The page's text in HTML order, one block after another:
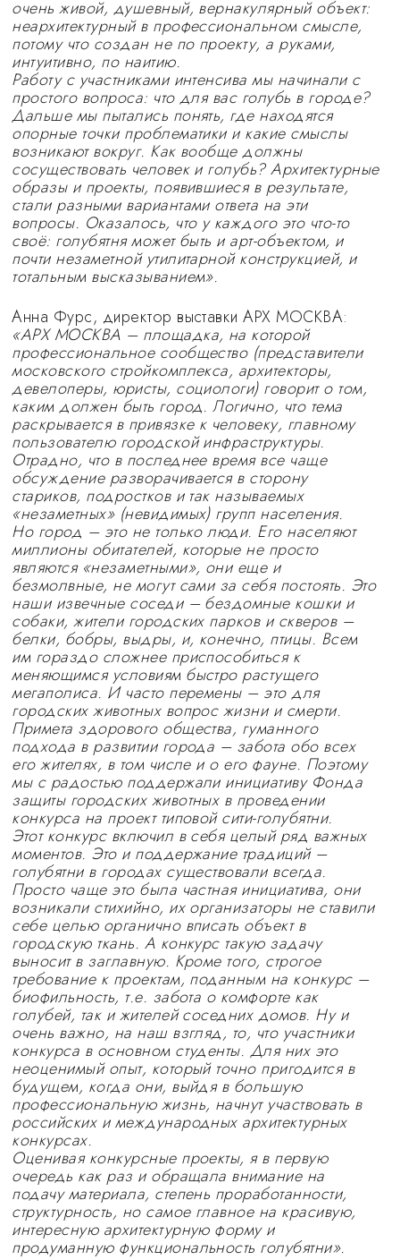
очень живой, душевный, вернакулярный объект:
неархитектурный в профессиональном смысле,
потому что создан не по проекту, а руками,
интуитивно, по наитию.
Работу с участниками интенсива мы начинали с
простого вопроса: что для вас голубь в городе?
Дальше мы пытались понять, где находятся
опорные точки проблематики и какие смыслы
возникают вокруг. Как вообще должны
сосуществовать человек и голубь? Архитектурные
образы и проекты, появившиеся в результате,
стали разными вариантами ответа на эти
вопросы. Оказалось, что у каждого это что-то
своё: голубятня может быть и арт-объектом, и
почти незаметной утилитарной конструкцией, и
тотальным высказыванием».
Анна Фурс, директор выставки АРХ МОСКВА:
«АРХ МОСКВА – площадка, на которой
профессиональное сообщество (представители
московского стройкомплекса, архитекторы,
девелоперы, юристы, социологи) говорит о том,
каким должен быть город. Логично, что тема
раскрывается в привязке к человеку, главному
пользователю городской инфраструктуры.
Отрадно, что в последнее время все чаще
обсуждение разворачивается в сторону
стариков, подростков и так называемых
«незаметных» (невидимых) групп населения.
Но город – это не только люди. Его населяют
миллионы обитателей, которые не просто
являются «незаметными», они еще и
безмолвные, не могут сами за себя постоять. Это
наши извечные соседи – бездомные кошки и
собаки, жители городских парков и скверов –
белки, бобры, выдры, и, конечно, птицы. Всем
им гораздо сложнее приспособиться к
меняющимся условиям быстро растущего
мегаполиса. И часто перемены – это для
городских животных вопрос жизни и смерти.
Примета здорового общества, гуманного
подхода в развитии города – забота обо всех
его жителях, в том числе и о его фауне. Поэтому
мы с радостью поддержали инициативу Фонда
защиты городских животных в проведении
конкурса на проект типовой сити-голубятни.
Этот конкурс включил в себя целый ряд важных
моментов. Это и поддержание традиций –
голубятни в городах существовали всегда.
Просто чаще это была частная инициатива, они
возникали стихийно, их организаторы не ставили
себе целью органично вписать объект в
городскую ткань. А конкурс такую задачу
выносит в заглавную. Кроме того, строгое
требование к проектам, поданным на конкурс –
биофильность, т.е. забота о комфорте как
голубей, так и жителей соседних домов. Ну и
очень важно, на наш взгляд, то, что участники
конкурса в основном студенты. Для них это
неоценимый опыт, который точно пригодится в
будущем, когда они, выйдя в большую
профессиональную жизнь, начнут участвовать в
российских и международных архитектурных
конкурсах.
Оценивая конкурсные проекты, я в первую
очередь как раз и обращала внимание на
подачу материала, степень проработанности,
структурность, но самое главное на красивую,
интересную архитектурную форму и
продуманную функциональность голубятни».